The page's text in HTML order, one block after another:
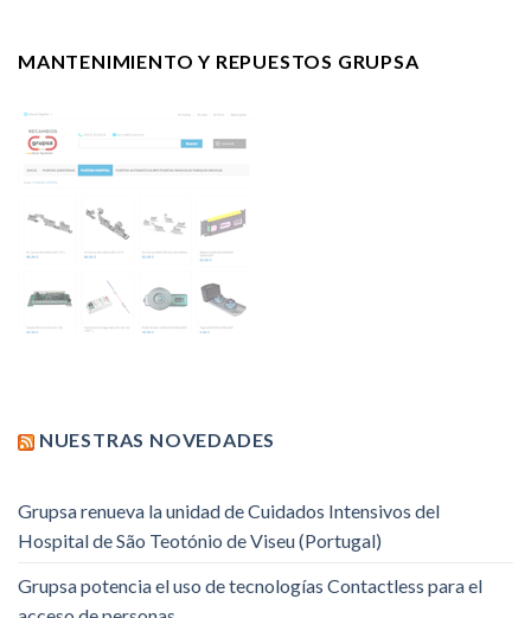
MANTENIMIENTO Y REPUESTOS GRUPSA
NUESTRAS NOVEDADES
Grupsa renueva la unidad de Cuidados Intensivos del
Hospital de São Teotónio de Viseu (Portugal)
Grupsa potencia el uso de tecnologías Contactless para el